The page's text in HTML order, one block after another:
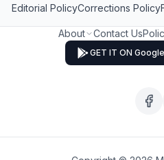
Editorial PolicyCorrections Policy
About Contact Us
GET IT ON